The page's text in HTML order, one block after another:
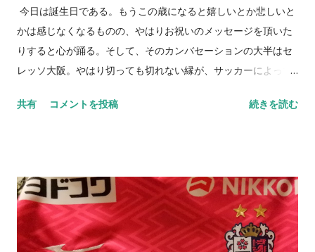
今日は誕生日である。もうこの歳になると嬉しいとか悲しいと
かは感じなくなるものの、やはりお祝いのメッセージを頂いた
りすると心が踊る。そして、そのカンバセーションの大半はセ
レッソ大阪。やはり切っても切れない縁が、サッカーによって
てはいるものの、それでも多くのところも顔を出したいと思う
た。札幌に行く用があり少し足を伸ばしたわけだ。グラウンド
に着いた瞬間に我が目を疑った。ものすごい数のセレッソ大阪
サポーターがいたのだから当たり前と言えば当たり前だ。勿論
ご家族の方が多いとは思うが、こんなにいるとは想像していな
共有 コメントを投稿 続きを読む